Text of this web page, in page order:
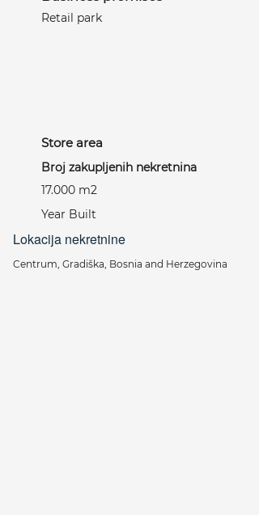
Retail park
Store area
Broj zakupljenih nekretnina
17.000 m2
Year Built
Lokacija nekretnine
Centrum, Gradiška, Bosnia and Herzegovina